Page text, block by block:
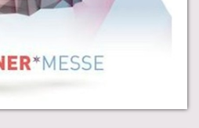
Informations- und
und nationalen